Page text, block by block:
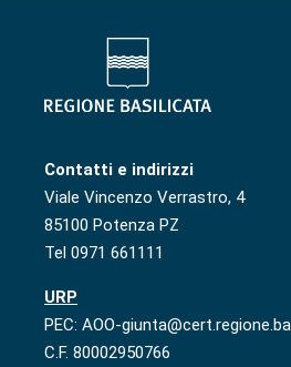
Contatti e indirizzi
Viale Vincenzo Verrastro, 4
85100 Potenza PZ
Tel 0971 661111
URP
PEC: AOO-
C.F. 80002950766